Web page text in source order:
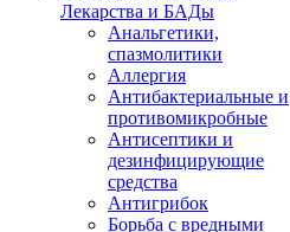
Лекарства и БАДы
Анальгетики,
спазмолитики
Аллергия
Антибактериальные и
противомикробные
Антисептики и
дезинфицирующие
средства
Антигрибок
Борьба с вредными